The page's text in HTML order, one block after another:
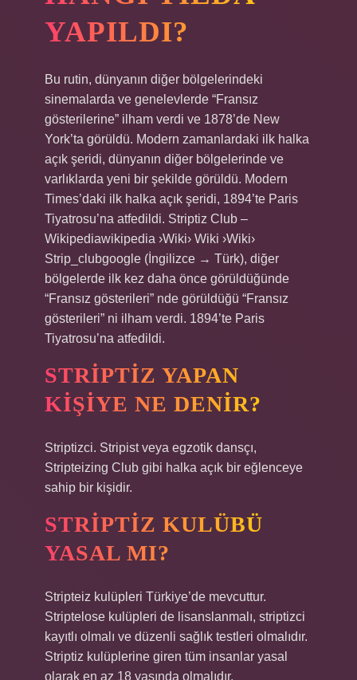
YAPILDI?
Bu rutin, dünyanın diğer bölgelerindeki
sinemalarda ve genelevlerde “Fransız
gösterilerine” ilham verdi ve 1878’de New
York’ta görüldü. Modern zamanlardaki ilk halka
açık şeridi, dünyanın diğer bölgelerinde ve
varlıklarda yeni bir şekilde görüldü. Modern
Times’daki ilk halka açık şeridi, 1894’te Paris
Tiyatrosu’na atfedildi. Striptiz Club –
Wikipediawikipedia ›Wiki› Wiki ›Wiki›
Strip_clubgoogle (İngilizce → Türk), diğer
bölgelerde ilk kez daha önce görüldüğünde
“Fransız gösterileri” nde görüldüğü “Fransız
gösterileri” ni ilham verdi. 1894’te Paris
Tiyatrosu’na atfedildi.
STRIPTIZ YAPAN
KIŞIYE NE DENIR?
Striptizci. Stripist veya egzotik dansçı,
Stripteizing Club gibi halka açık bir eğlenceye
sahip bir kişidir.
STRIPTIZ KULÜBÜ
YASAL MI?
Stripteiz kulüpleri Türkiye’de mevcuttur.
Striptelose kulüpleri de lisanslanmalı, striptizci
kayıtlı olmalı ve düzenli sağlık testleri olmalıdır.
Striptiz kulüplerine giren tüm insanlar yasal
olarak en az 18 yaşında olmalıdır.